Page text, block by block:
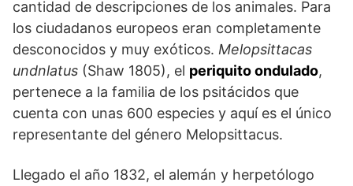
cantidad de descripciones de los animales. Para
los ciudadanos europeos eran completamente
desconocidos y muy exóticos. Melopsittacas
undnlatus (Shaw 1805), el periquito ondulado,
pertenece a la familia de los psitácidos que
cuenta con unas 600 especies y aquí es el único
representante del género Melopsittacus.
Llegado el año 1832, el alemán y herpetólogo